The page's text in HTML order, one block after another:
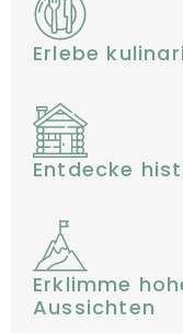
Erlebe
Entdecke
Erklimme
Aussichten